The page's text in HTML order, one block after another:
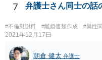
7 弁護士さん同士の話
#不倫慰謝料 #離婚書類作成 #異性
2021年12月17日
朝倉 健太 弁護士